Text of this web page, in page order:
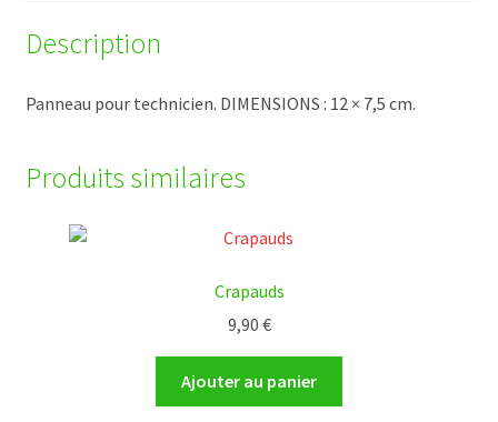
Description
Panneau pour technicien. DIMENSIONS : 12 × 7,5 cm.
Produits similaires
Crapauds
9,90 €
Ajouter au panier